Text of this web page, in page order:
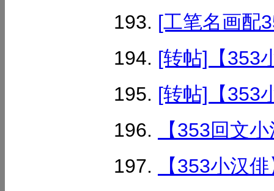
[工笔名画配
[转帖]【353
[转帖]【353
【353回文
【353小汉